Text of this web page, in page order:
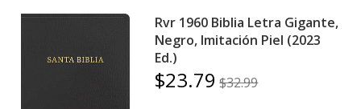
Rvr 1960 Biblia Letra Gigante,
Negro, Imitación Piel (2023
Ed.)
$23.79 $32.99